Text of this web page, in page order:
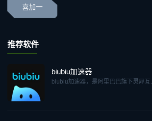
喜加一
推荐软件
biubiu加速器
biubiu加速器，是阿里巴巴旗下灵犀互...